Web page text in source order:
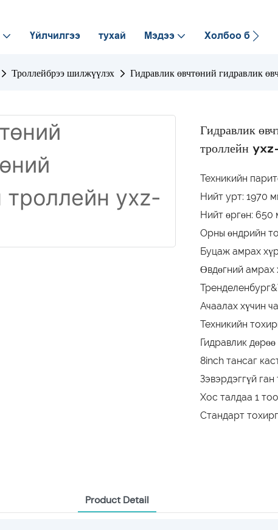
Үйлчилгээ тухай Мэдээ Холбоо барих
Троллейбрээ шилжүүлэх Гидравлик өвчтөний гидравлик
Гидравлик
троллейн
Техникийн
Нийт урт: 1970
Нийт өргөн: 650
Орны өндрийн
Буцаж амрах
Өвдөгний амрах
Ачаалах хүчин
Техникийн
Гидравлик дөрөө
8inch тансаг
Зэвэрдэггүй
Хос талдаа 1
Стандарт
Product Detail